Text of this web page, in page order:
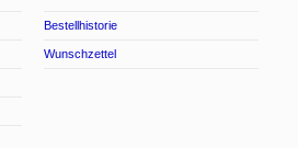
Bestellhistorie
Wunschzettel